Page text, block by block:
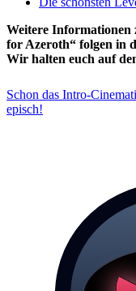
Weitere
for Azeroth“ folgen in
Wir halten euch auf
Schon das Intro-
episch!